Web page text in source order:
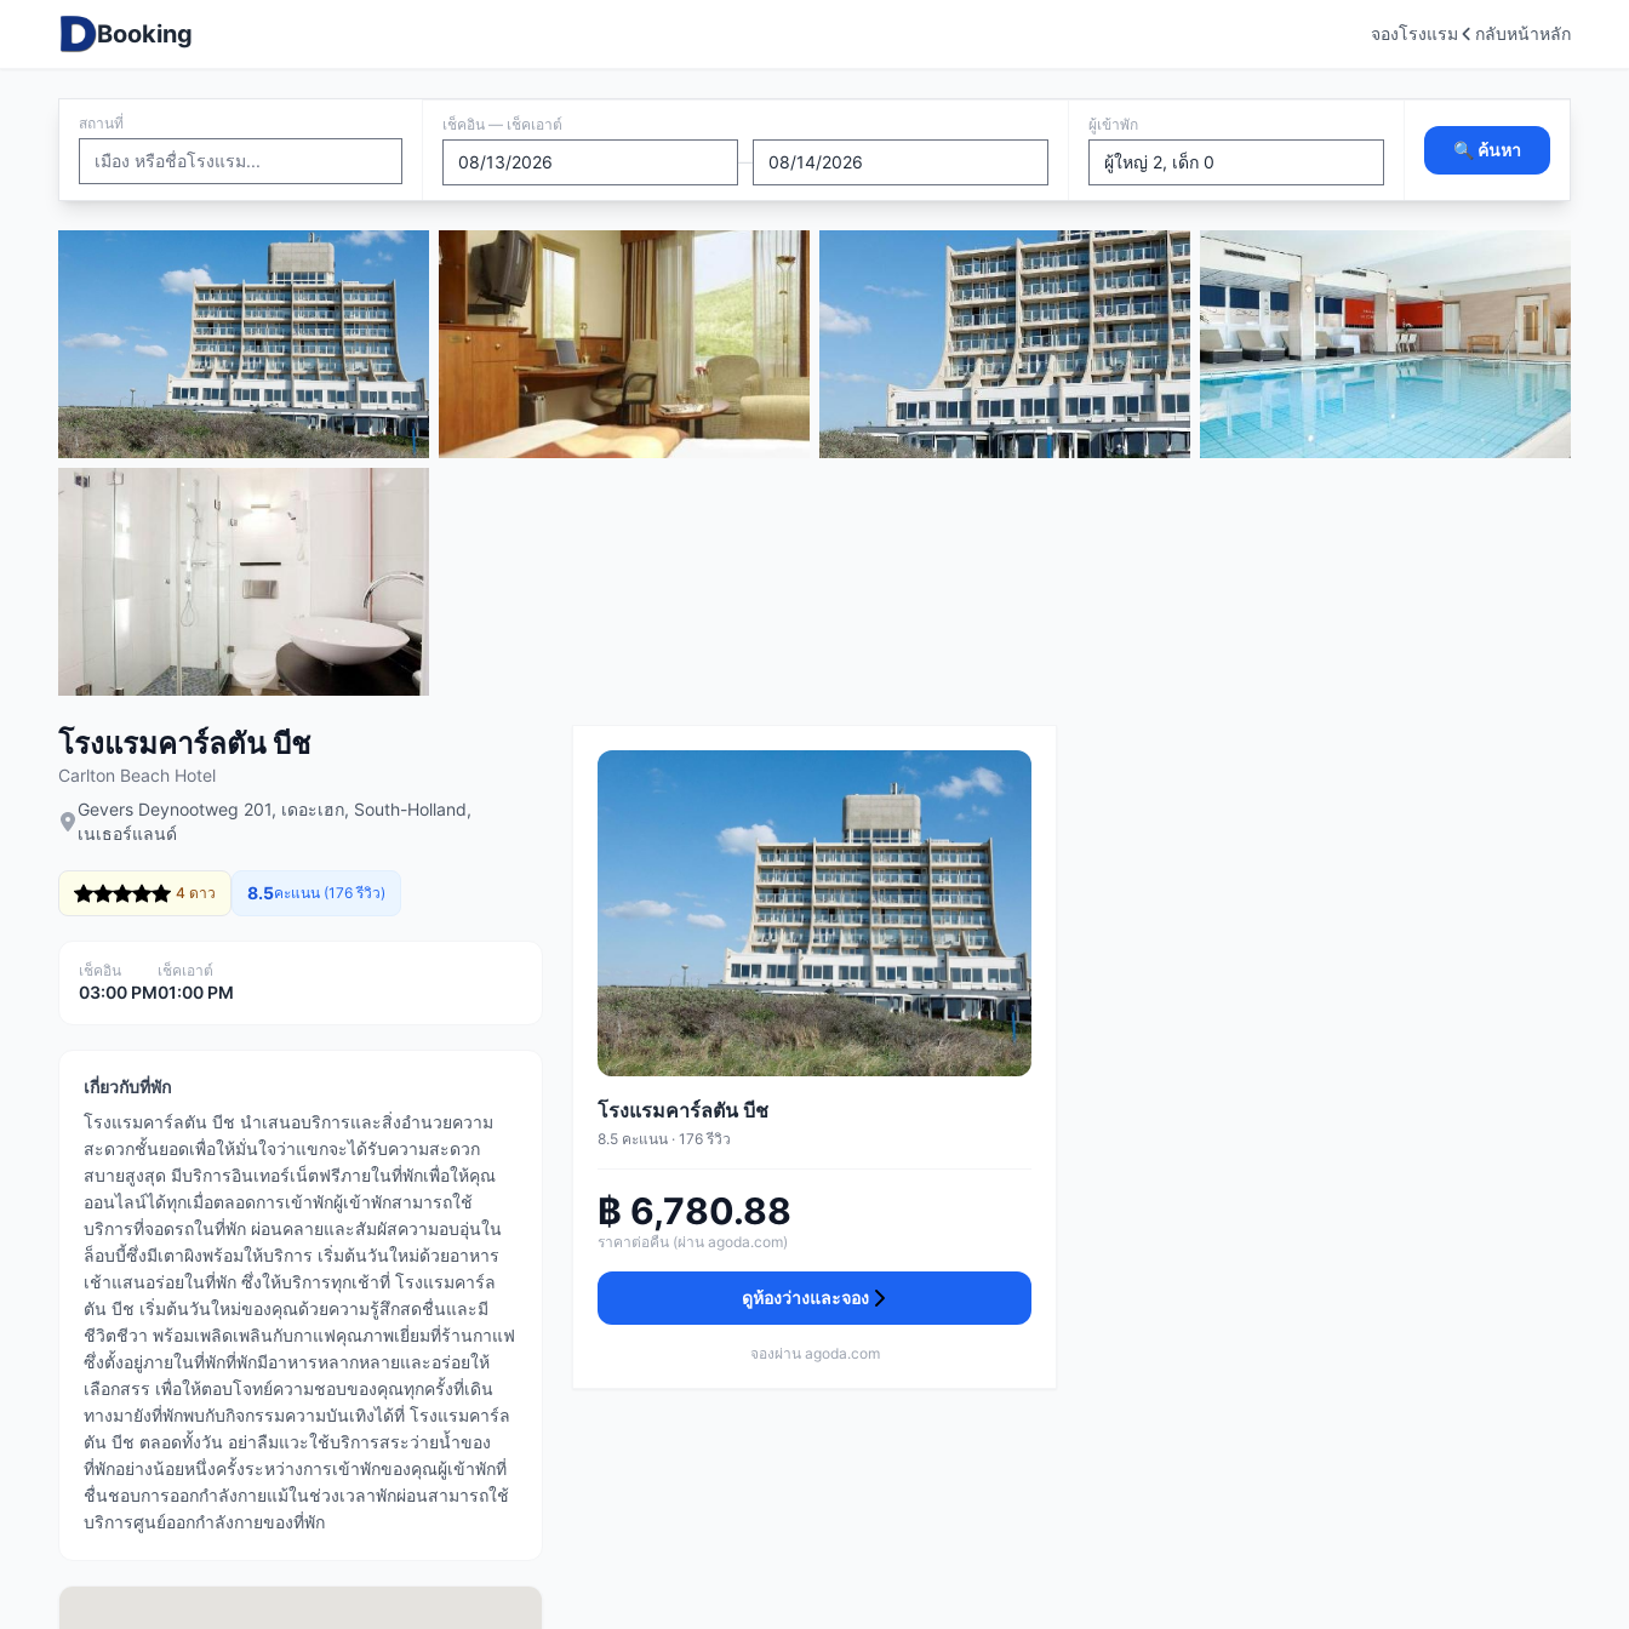
Booking จองโรงแรม กลับหน้าหลัก
สถานที่ เช็คอิน — เช็คเอาต์
—
ผู้เข้าพัก
🔍 ค้นหา
โรงแรมคาร์ลตัน บีช
Carlton Beach Hotel
Gevers Deynootweg 201, เดอะเฮก, South-Holland,
เนเธอร์แลนด์
4 ดาว 8.5คะแนน (176 รีวิว)
เช็คอิน
03:00 PM
เช็คเอาต์
01:00 PM
เกี่ยวกับที่พัก
โรงแรมคาร์ลตัน บีช นำเสนอบริการและสิ่งอำนวยความ
สะดวกชั้นยอดเพื่อให้มั่นใจว่าแขกจะได้รับความสะดวก
สบายสูงสุด มีบริการอินเทอร์เน็ตฟรีภายในที่พักเพื่อให้คุณ
ออนไลน์ได้ทุกเมื่อตลอดการเข้าพักผู้เข้าพักสามารถใช้
บริการที่จอดรถในที่พัก ผ่อนคลายและสัมผัสความอบอุ่นใน
ล็อบบี้ซึ่งมีเตาผิงพร้อมให้บริการ เริ่มต้นวันใหม่ด้วยอาหาร
เช้าแสนอร่อยในที่พัก ซึ่งให้บริการทุกเช้าที่ โรงแรมคาร์ล
ตัน บีช เริ่มต้นวันใหม่ของคุณด้วยความรู้สึกสดชื่นและมี
ชีวิตชีวา พร้อมเพลิดเพลินกับกาแฟคุณภาพเยี่ยมที่ร้านกาแฟ
ซึ่งตั้งอยู่ภายในที่พักที่พักมีอาหารหลากหลายและอร่อยให้
เลือกสรร เพื่อให้ตอบโจทย์ความชอบของคุณทุกครั้งที่เดิน
ทางมายังที่พักพบกับกิจกรรมความบันเทิงได้ที่ โรงแรมคาร์ล
ตัน บีช ตลอดทั้งวัน อย่าลืมแวะใช้บริการสระว่ายน้ำของ
ที่พักอย่างน้อยหนึ่งครั้งระหว่างการเข้าพักของคุณผู้เข้าพักที่
ชื่นชอบการออกกำลังกายแม้ในช่วงเวลาพักผ่อนสามารถใช้
บริการศูนย์ออกกำลังกายของที่พัก
โรงแรมคาร์ลตัน บีช
8.5 คะแนน · 176 รีวิว
฿ 6,780.88
ราคาต่อคืน (ผ่าน agoda.com)
ดูห้องว่างและจอง
จองผ่าน agoda.com